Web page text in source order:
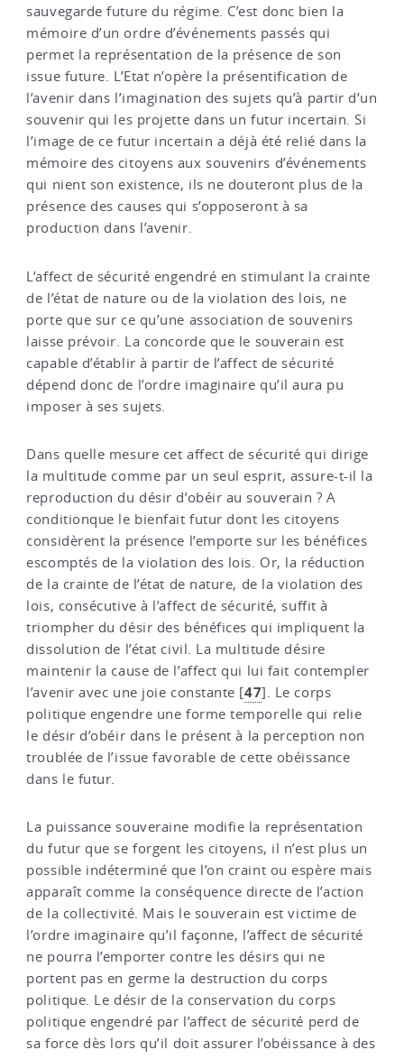
sauvegarde future du régime. C’est donc bien la
mémoire d’un ordre d’événements passés qui
permet la représentation de la présence de son
issue future. L’Etat n’opère la présentification de
l’avenir dans l’imagination des sujets qu’à partir d’un
souvenir qui les projette dans un futur incertain. Si
l’image de ce futur incertain a déjà été relié dans la
mémoire des citoyens aux souvenirs d’événements
qui nient son existence, ils ne douteront plus de la
présence des causes qui s’opposeront à sa
production dans l’avenir.
L’affect de sécurité engendré en stimulant la crainte
de l’état de nature ou de la violation des lois, ne
porte que sur ce qu’une association de souvenirs
laisse prévoir. La concorde que le souverain est
capable d’établir à partir de l’affect de sécurité
dépend donc de l’ordre imaginaire qu’il aura pu
imposer à ses sujets.
Dans quelle mesure cet affect de sécurité qui dirige
la multitude comme par un seul esprit, assure-t-il la
reproduction du désir d’obéir au souverain ? A
conditionque le bienfait futur dont les citoyens
considèrent la présence l’emporte sur les bénéfices
escomptés de la violation des lois. Or, la réduction
de la crainte de l’état de nature, de la violation des
lois, consécutive à l’affect de sécurité, suffit à
triompher du désir des bénéfices qui impliquent la
dissolution de l’état civil. La multitude désire
maintenir la cause de l’affect qui lui fait contempler
l’avenir avec une joie constante [47]. Le corps
politique engendre une forme temporelle qui relie
le désir d’obéir dans le présent à la perception non
troublée de l’issue favorable de cette obéissance
dans le futur.
La puissance souveraine modifie la représentation
du futur que se forgent les citoyens, il n’est plus un
possible indéterminé que l’on craint ou espère mais
apparaît comme la conséquence directe de l’action
de la collectivité. Mais le souverain est victime de
l’ordre imaginaire qu’il façonne, l’affect de sécurité
ne pourra l’emporter contre les désirs qui ne
portent pas en germe la destruction du corps
politique. Le désir de la conservation du corps
politique engendré par l’affect de sécurité perd de
sa force dès lors qu’il doit assurer l’obéissance à des